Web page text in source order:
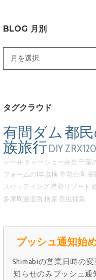
BLOG 月別
Blog
タグクラウド
有間ダム 都
族旅行DIY
ャー弁 チャーシュー弁当 千葉
フォームの1年点検 草花公園 長
スセッティング 星野リゾート
多摩周遊道路 檜原 昆虫採集
プッシュ通知始
Shimabiの営業日時の
知らせのみプッシュ通